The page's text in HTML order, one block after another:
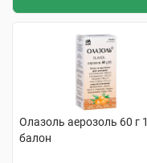
Олазоль аерозоль 60 г 1
балон